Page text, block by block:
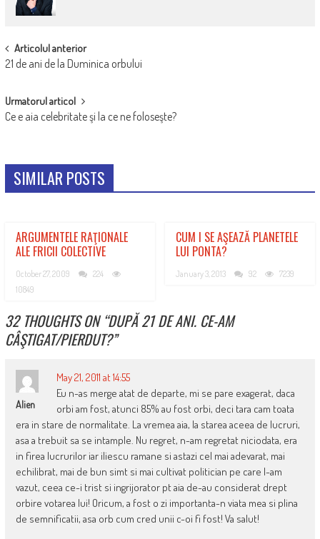
POST
NAVIGATION
Articolul anterior
21 de ani de la Duminica orbului
Urmatorul articol
Ce e aia celebritate şi la ce ne foloseşte?
SIMILAR POSTS
ARGUMENTELE RAŢIONALE
ALE FRICII COLECTIVE
October 27, 2009
224
10849
CUM I SE AŞEAZĂ PLANETELE
LUI PONTA?
January 3, 2013 92 7239
32 THOUGHTS ON “DUPĂ 21 DE ANI. CE-AM
CÂŞTIGAT/PIERDUT?”
Alien
May 21, 2011 at 14:55
Eu n-as merge atat de departe, mi se pare exagerat, daca
orbi am fost, atunci 85% au fost orbi, deci tara cam toata
era in stare de normalitate. La vremea aia, la starea aceea de lucruri,
asa a trebuit sa se intample. Nu regret, n-am regretat niciodata, era
in firea lucrurilor iar iliescu ramane si astazi cel mai adevarat, mai
echilibrat, mai de bun simt si mai cultivat politician pe care l-am
vazut, ceea ce-i trist si ingrijorator pt aia de-au considerat drept
orbire votarea lui! Oricum, a fost o zi importanta-n viata mea si plina
de semnificatii, asa orb cum cred unii c-oi fi fost! Va salut!